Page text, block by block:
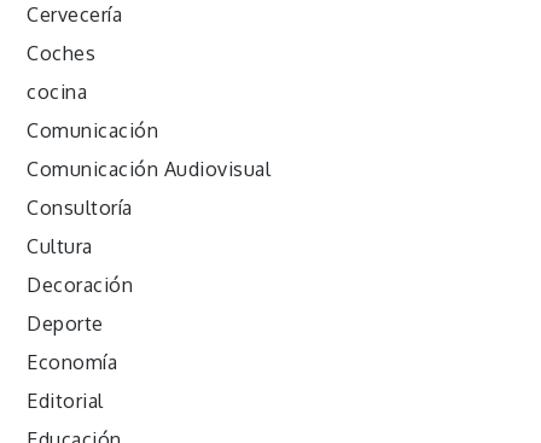
Cervecería
Coches
cocina
Comunicación
Comunicación Audiovisual
Consultoría
Cultura
Decoración
Deporte
Economía
Editorial